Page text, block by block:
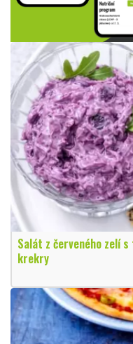
Salát z červeného zelí
krekry